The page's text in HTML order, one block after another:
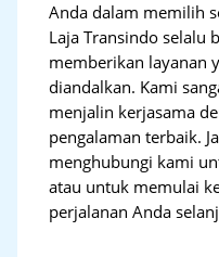
Anda dalam memilih
Laja Transindo selalu
memberikan layanan
diandalkan. Kami
menjalin kerjasama
pengalaman terbaik.
menghubungi kami
atau untuk memulai
perjalanan Anda